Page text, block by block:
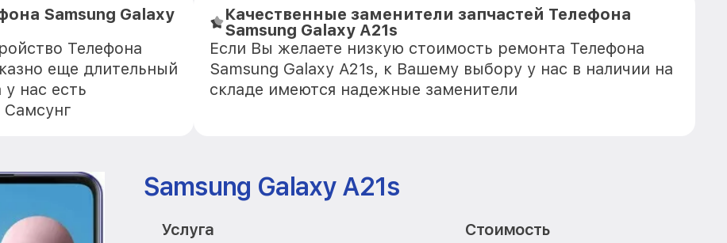
Samsung Galaxy
Телефона
еще длительный
нас есть
Самсунг
Качественные заменители запчастей Телефона
Samsung Galaxy A21s
Если Вы желаете низкую стоимость ремонта Телефона
Samsung Galaxy A21s, к Вашему выбору у нас в наличии на
складе имеются надежные заменители
Samsung Galaxy A21s
Услуга Стоимость